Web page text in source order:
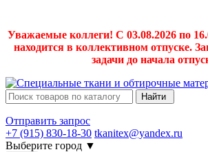
Уважаемые коллеги! С 03.08.2026 по
находится в коллективном отпуске.
задачи до начала
Найти
Отправить запрос
+7 (915) 830-18-30 tkanitex@yandex.ru
Выберите город ▼